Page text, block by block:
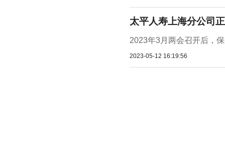
太平人寿上海分公司
2023年3月两会召开后，
2023-05-12 16:19:56